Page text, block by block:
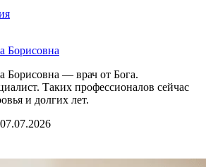
Борисовна
Борисовна — врач от Бога.
Таких профессионалов сейчас
и долгих лет.